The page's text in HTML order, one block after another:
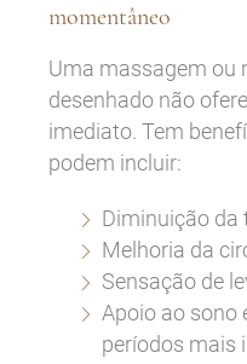
momentâneo
Uma massagem ou
desenhado não
imediato. Tem
podem incluir:
Diminuição da
Melhoria da
Sensação de
Apoio ao sono
períodos mais